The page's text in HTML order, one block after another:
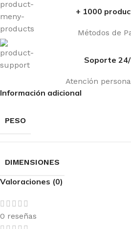
+ 1000
Métodos de
Soporte
Atención
Información adicional
PESO
DIMENSIONES
Valoraciones (0)
0 reseñas